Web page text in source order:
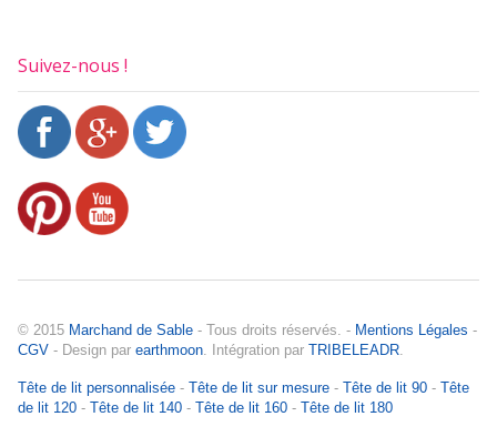
Suivez-nous !
© 2015 Marchand de Sable - Tous droits réservés. - Mentions Légales -
CGV - Design par earthmoon. Intégration par TRIBELEADR.
Tête de lit personnalisée - Tête de lit sur mesure - Tête de lit 90 - Tête
de lit 120 - Tête de lit 140 - Tête de lit 160 - Tête de lit 180